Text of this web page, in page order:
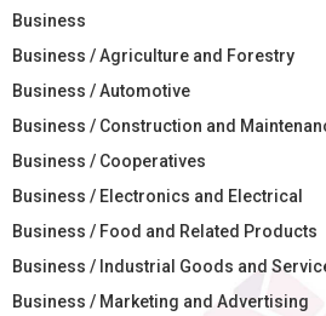
Business
Business / Agriculture and Forestry
Business / Automotive
Business / Construction and
Business / Cooperatives
Business / Electronics and Electrical
Business / Food and Related Products
Business / Industrial Goods and
Business / Marketing and Advertising